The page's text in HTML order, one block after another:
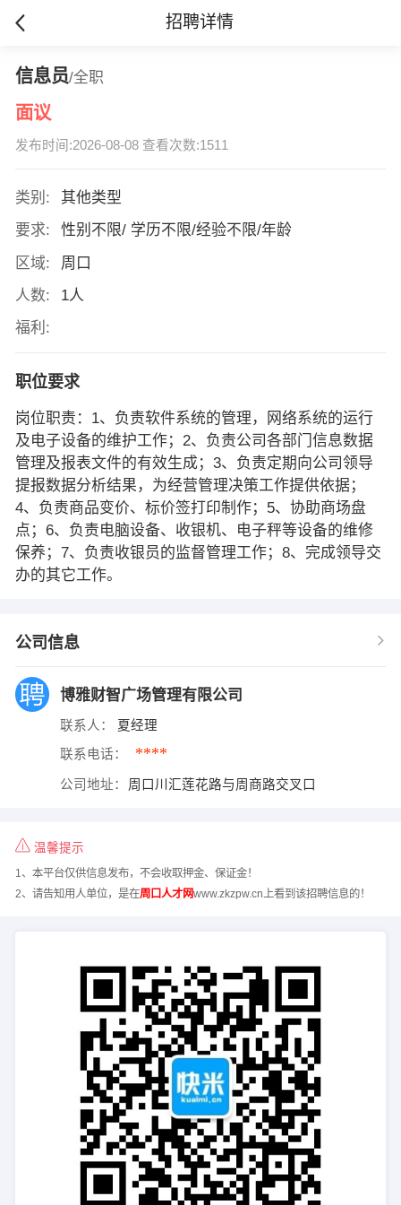
招聘详情
信息员/全职
面议
发布时间:2026-08-08 查看次数:1511
类别:
其他类型
要求:
性别不限/ 学历不限/经验不限/年龄
区域:
周口
人数:
1人
福利:
职位要求
岗位职责：1、负责软件系统的管理，网络系统的运行
及电子设备的维护工作；2、负责公司各部门信息数据
管理及报表文件的有效生成；3、负责定期向公司领导
提报数据分析结果，为经营管理决策工作提供依据；
4、负责商品变价、标价签打印制作；5、协助商场盘
点；6、负责电脑设备、收银机、电子秤等设备的维修
保养；7、负责收银员的监督管理工作；8、完成领导交
办的其它工作。
公司信息
博雅财智广场管理有限公司
联系人： 夏经理
联系电话： ****
公司地址： 周口川汇莲花路与周商路交叉口
温馨提示
1、本平台仅供信息发布，不会收取押金、保证金！
2、请告知用人单位，是在周口人才网www.zkzpw.cn上看到该招聘信息的！